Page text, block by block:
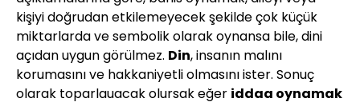
kişiyi doğrudan etkilemeyecek şekilde çok küçük
miktarlarda ve sembolik olarak oynansa bile, dini
açıdan uygun görülmez. Din, insanın malını
korumasını ve hakkaniyetli olmasını ister. Sonuç
olarak toparlauacak olursak eğer iddaa oynamak